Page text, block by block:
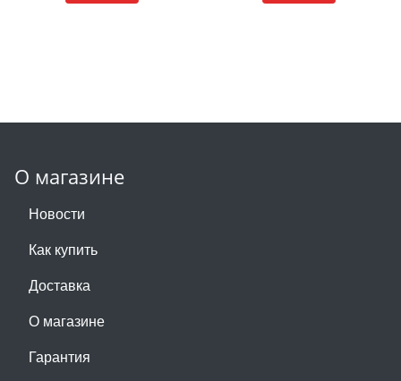
О магазине
Новости
Как купить
Доставка
О магазине
Гарантия